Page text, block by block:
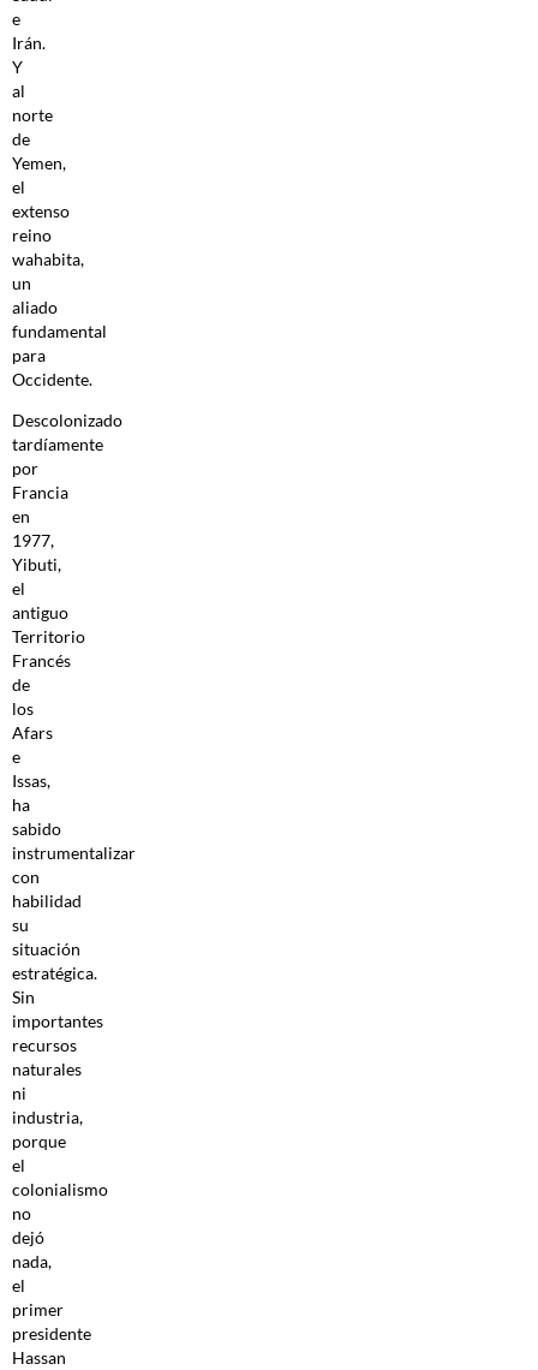
e
Irán.
Y
al
norte
de
Yemen,
el
extenso
reino
wahabita,
un
aliado
fundamental
para
Occidente.
Descolonizado
tardíamente
por
Francia
en
1977,
Yibuti,
el
antiguo
Territorio
Francés
de
los
Afars
e
Issas,
ha
sabido
instrumentalizar
con
habilidad
su
situación
estratégica.
Sin
importantes
recursos
naturales
ni
industria,
porque
el
colonialismo
no
dejó
nada,
el
primer
presidente
Hassan